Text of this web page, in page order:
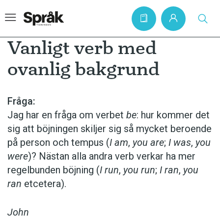
Artiklar
Krönikor
Språkfrågor
Skrivtips
Bokrecensioner
Kviss
Podden
Vanligt verb med
ovanlig bakgrund
Fråga:
Jag har en fråga om verbet be: hur kommer det
sig att böjningen skiljer sig så mycket beroende
på person och tempus (I am, you are; I was, you
were)? Nästan alla andra verb verkar ha mer
regelbunden böjning (I run, you run; I ran, you
ran etcetera).
John